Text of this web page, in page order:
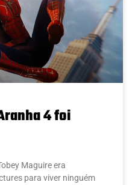
4 foi
Maguire era
para viver ninguém